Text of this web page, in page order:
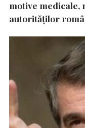
motive
autorităţilor